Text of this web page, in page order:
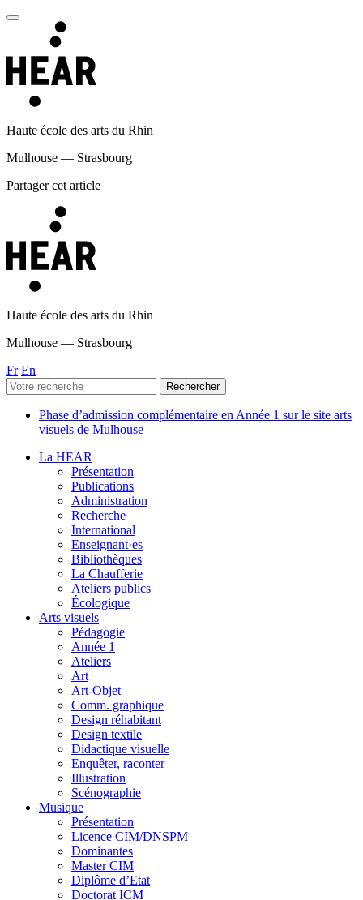
Haute école des arts du Rhin
Mulhouse — Strasbourg
Partager cet article
Haute école des arts du Rhin
Mulhouse — Strasbourg
Fr En
Phase d’admission complémentaire en Année 1 sur le site arts
visuels de Mulhouse
La HEAR
Présentation
Publications
Administration
Recherche
International
Enseignant·es
Bibliothèques
La Chaufferie
Ateliers publics
Écologique
Arts visuels
Pédagogie
Année 1
Ateliers
Art
Art-Objet
Comm. graphique
Design réhabitant
Design textile
Didactique visuelle
Enquêter, raconter
Illustration
Scénographie
Musique
Présentation
Licence CIM/DNSPM
Dominantes
Master CIM
Diplôme d’Etat
Doctorat ICM